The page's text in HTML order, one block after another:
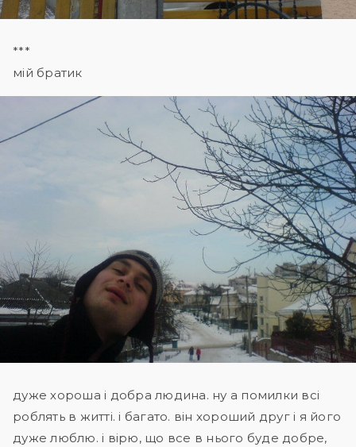
***
мій братик
дуже хороша і добра людина. ну а помилки всі
роблять в житті. і багато. він хороший друг і я його
дуже люблю. і вірю, що все в нього буде добре,